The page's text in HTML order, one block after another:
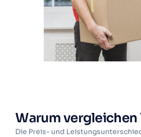
Warum
Die Preis- und